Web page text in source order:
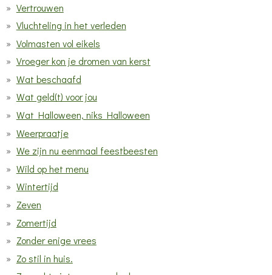
Vertrouwen
Vluchteling in het verleden
Volmasten vol eikels
Vroeger kon je dromen van kerst
Wat beschaafd
Wat geld(t) voor jou
Wat Halloween, niks Halloween
Weerpraatje
We zijn nu eenmaal feestbeesten
Wild op het menu
Wintertijd
Zeven
Zomertijd
Zonder enige vrees
Zo stil in huis.